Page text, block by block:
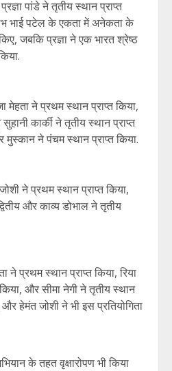
पांडे ने तृतीय स्थान प्राप्त
भाई पटेल के एकता में अनेकता के
जबकि प्रज्ञा ने एक भारत श्रेष्ठ
मेहता ने प्रथम स्थान प्राप्त किया,
कार्की ने तृतीय स्थान प्राप्त
मुस्कान ने पंचम स्थान प्राप्त किया.
ने प्रथम स्थान प्राप्त किया,
और काव्य डोभाल ने तृतीय
ने प्रथम स्थान प्राप्त किया, रिया
किया, और सीमा नेगी ने तृतीय स्थान
और हेमंत जोशी ने भी इस प्रतियोगिता
के तहत वृक्षारोपण भी किया